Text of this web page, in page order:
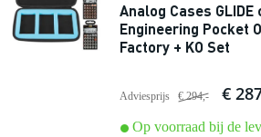
Analog Cases
Engineering Pocket
Factory + KO Set
Adviesprijs € 294,- €
Op voorraad bij de